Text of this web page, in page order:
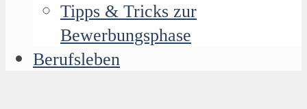
Tipps & Tricks zur
Bewerbungsphase
Berufsleben